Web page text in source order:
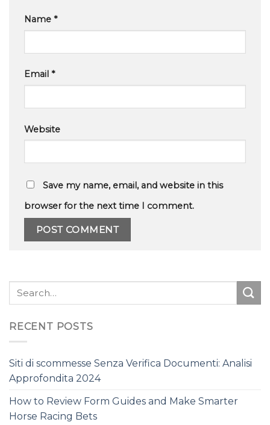
Name *
Email *
Website
Save my name, email, and website in this
browser for the next time I comment.
RECENT POSTS
Siti di scommesse Senza Verifica Documenti: Analisi
Approfondita 2024
How to Review Form Guides and Make Smarter
Horse Racing Bets